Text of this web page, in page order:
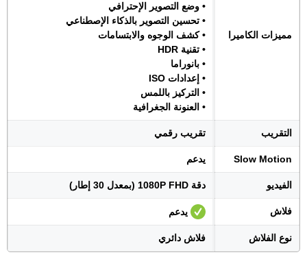
مميزات الكاميرا
• وضع التصوير الإحترافي
• تحسين التصوير بالذكاء الإصطناعي
• كشف الوجوه والابتسامات
• تقنية HDR
• بانوراما
• إعدادات ISO
• التركيز باللمس
• العنونة الجغرافية
التقريب تقريب رقمي
Slow Motion يدعم
الفيديو دقة 1080P FHD (بمعدل 30 إطار)
فلاش يدعم
نوع الفلاش فلاش دائري